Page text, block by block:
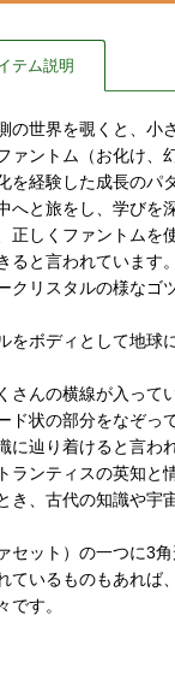
テム説明
の世界を覗くと、小
ァントム（お化け、
を経験した成長のパ
へと旅をし、学びを
正しくファントムを
ると言われています。
クリスタルの様なゴ
をボディとして地球
さんの横線が入って
ド状の部分をなぞっ
に辿り着けると言わ
ランティスの英知と
き、古代の知識や宇
セット）の一つに3
ているものもあれば
です。